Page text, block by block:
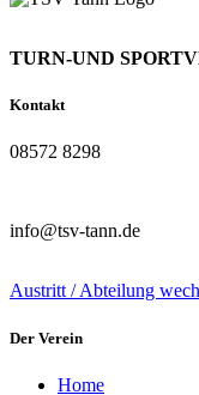
TURN-UND
Kontakt
08572 8298
info@tsv-tann.de
Austritt / Abteilung
Der Verein
Home